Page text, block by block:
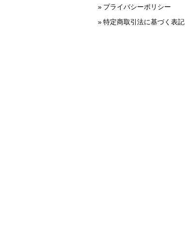
プライバシーポリシー
特定商取引法に基づく表記